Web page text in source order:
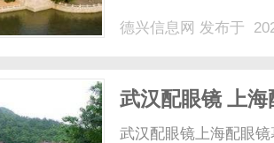
德兴信息网 发布于
武汉配眼镜 上海
武汉配眼镜上海配眼